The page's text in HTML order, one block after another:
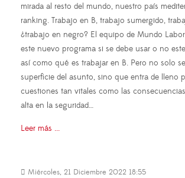
mirada al resto del mundo, nuestro país
ranking. Trabajo en B, trabajo sumergido,
¿trabajo en negro? El equipo de Mundo
este nuevo programa si se debe usar o no
así como qué es trabajar en B. Pero no solo
superficie del asunto, sino que entra de lleno
cuestiones tan vitales como las
alta en la seguridad…
Leer más ...
Miércoles, 21 Diciembre 2022 18:55